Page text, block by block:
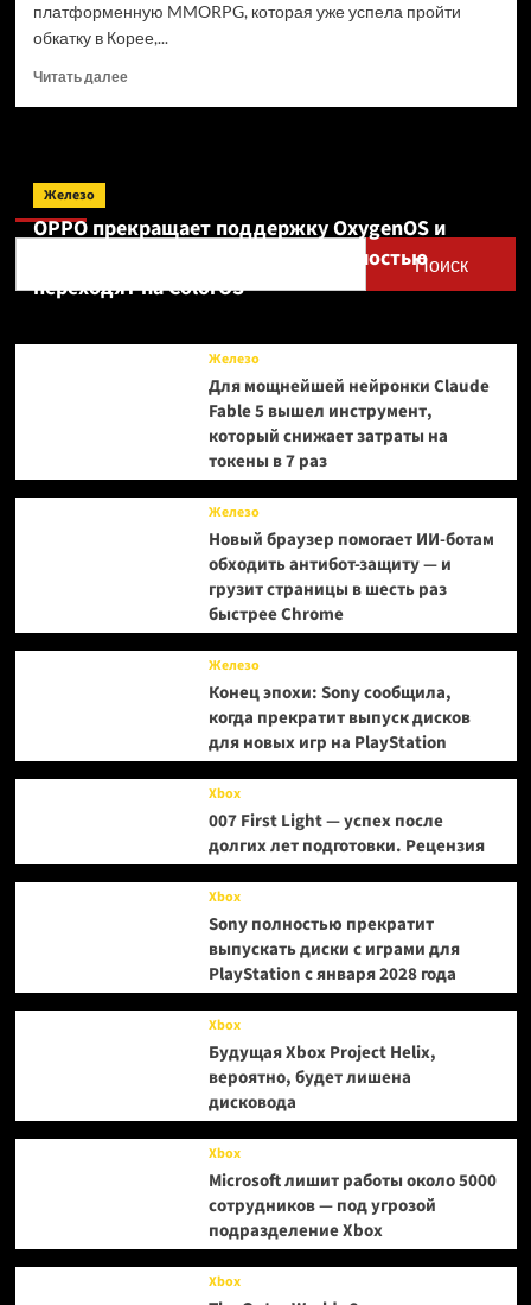
платформенную MMORPG, которая уже успела пройти
обкатку в Корее,...
Читать далееПрочитать
по
на
языке
Поиск
Поиск
Железо
OPPO прекращает поддержку OxygenOS и
Realme UI — OnePlus и realme полностью
переходят на ColorOS
Железо
Для мощнейшей нейронки Claude
Fable 5 вышел инструмент,
который снижает затраты на
токены в 7 раз
Железо
Новый браузер помогает ИИ-ботам
обходить антибот-защиту — и
грузит страницы в шесть раз
быстрее Chrome
Железо
Конец эпохи: Sony сообщила,
когда прекратит выпуск дисков
для новых игр на PlayStation
Xbox
007 First Light — успех после
долгих лет подготовки. Рецензия
Xbox
Sony полностью прекратит
выпускать диски с играми для
PlayStation с января 2028 года
Xbox
Будущая Xbox Project Helix,
вероятно, будет лишена
дисковода
Xbox
Microsoft лишит работы около 5000
сотрудников — под угрозой
подразделение Xbox
Xbox